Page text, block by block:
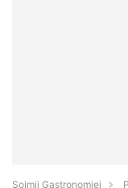
Șoimii Gastronomiei